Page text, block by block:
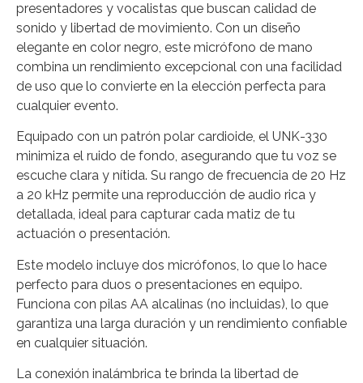
presentadores y vocalistas que buscan calidad de
sonido y libertad de movimiento. Con un diseño
elegante en color negro, este micrófono de mano
combina un rendimiento excepcional con una facilidad
de uso que lo convierte en la elección perfecta para
cualquier evento.
Equipado con un patrón polar cardioide, el UNK-330
minimiza el ruido de fondo, asegurando que tu voz se
escuche clara y nítida. Su rango de frecuencia de 20 Hz
a 20 kHz permite una reproducción de audio rica y
detallada, ideal para capturar cada matiz de tu
actuación o presentación.
Este modelo incluye dos micrófonos, lo que lo hace
perfecto para duos o presentaciones en equipo.
Funciona con pilas AA alcalinas (no incluidas), lo que
garantiza una larga duración y un rendimiento confiable
en cualquier situación.
La conexión inalámbrica te brinda la libertad de